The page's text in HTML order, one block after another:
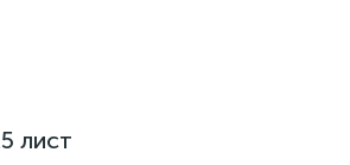
лист